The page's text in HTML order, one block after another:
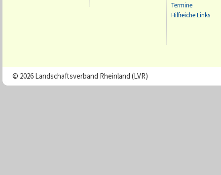
Termine
Hilfreiche Links
© 2026 Landschaftsverband Rheinland (LVR)